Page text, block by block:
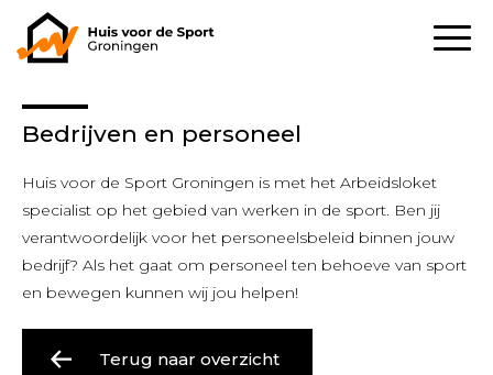
Bedrijven en personeel
Huis voor de Sport Groningen is met het Arbeidsloket
specialist op het gebied van werken in de sport. Ben jij
verantwoordelijk voor het personeelsbeleid binnen jouw
bedrijf? Als het gaat om personeel ten behoeve van sport
en bewegen kunnen wij jou helpen!
Terug naar overzicht